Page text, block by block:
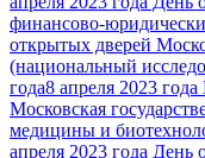
финансово-
открытых дверей
(национальный
года8 апреля 2023
Московская
медицины и
апреля 2023 года